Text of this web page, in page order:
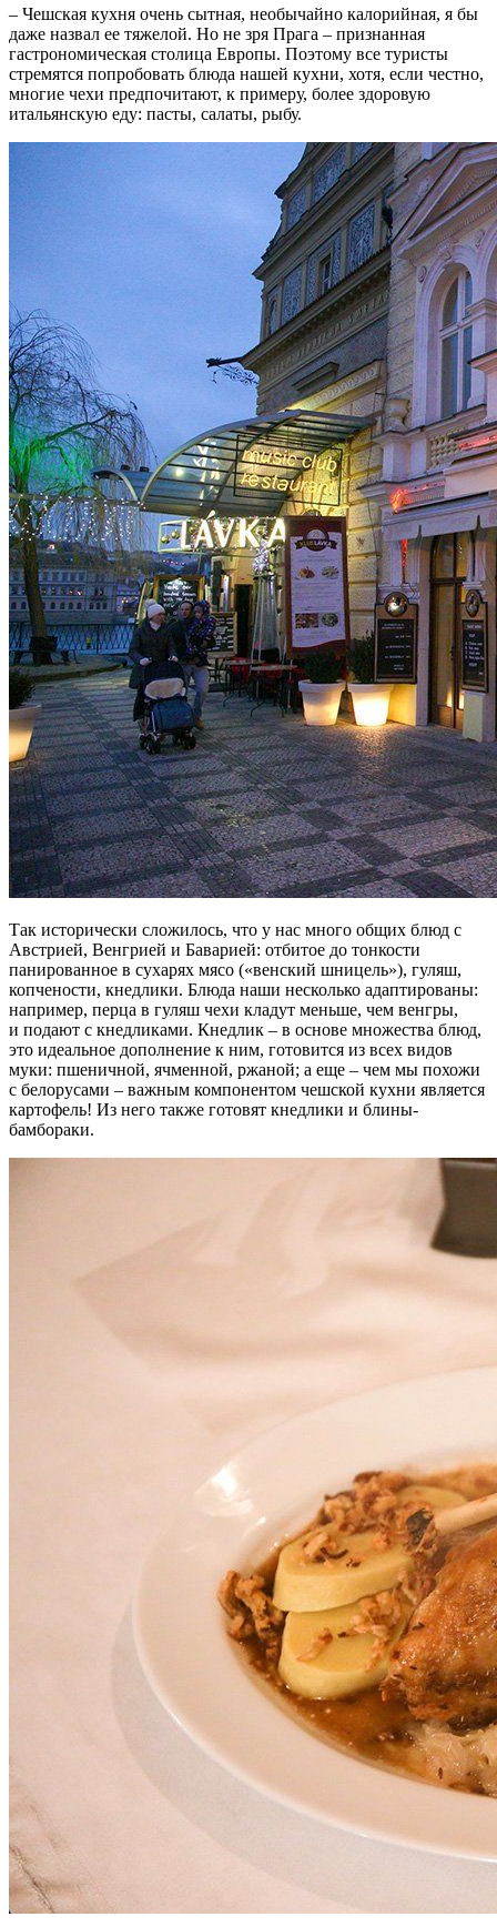
– Чешская кухня очень сытная, необычайно калорийная, я бы
даже назвал ее тяжелой. Но не зря Прага – признанная
гастрономическая столица Европы. Поэтому все туристы
стремятся попробовать блюда нашей кухни, хотя, если честно,
многие чехи предпочитают, к примеру, более здоровую
итальянскую еду: пасты, салаты, рыбу.
Так исторически сложилось, что у нас много общих блюд с
Австрией, Венгрией и Баварией: отбитое до тонкости
панированное в сухарях мясо («венский шницель»), гуляш,
копчености, кнедлики. Блюда наши несколько адаптированы:
например, перца в гуляш чехи кладут меньше, чем венгры,
и подают с кнедликами. Кнедлик – в основе множества блюд,
это идеальное дополнение к ним, готовится из всех видов
муки: пшеничной, ячменной, ржаной; а еще – чем мы похожи
с белорусами – важным компонентом чешской кухни является
картофель! Из него также готовят кнедлики и блины-
бамбораки.